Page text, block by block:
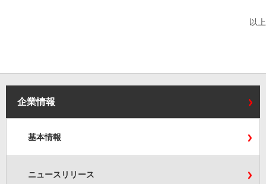
以上
企業情報
基本情報
ニュースリリース